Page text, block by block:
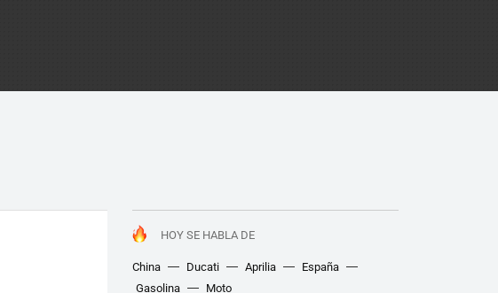
HOY SE HABLA DE
China Ducati Aprilia
España
Gasolina
Moto